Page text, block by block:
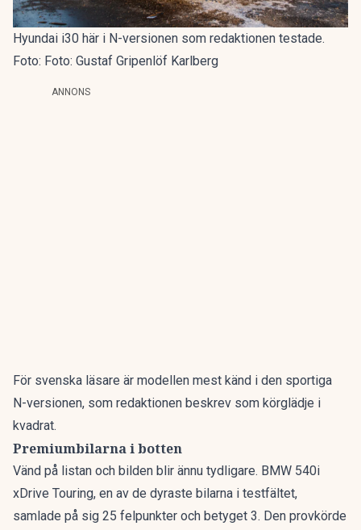
Hyundai i30 här i N-versionen som redaktionen testade.
Foto: Foto: Gustaf Gripenlöf Karlberg
ANNONS
För svenska läsare är modellen mest känd i den sportiga
N-versionen, som redaktionen beskrev som körglädje i
kvadrat.
Premiumbilarna i botten
Vänd på listan och bilden blir ännu tydligare. BMW 540i
xDrive Touring, en av de dyraste bilarna i testfältet,
samlade på sig 25 felpunkter och betyget 3. Den provkörde